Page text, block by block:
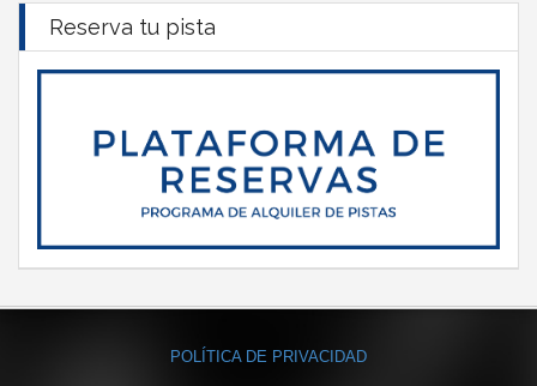
Reserva tu pista
POLÍTICA DE PRIVACIDAD